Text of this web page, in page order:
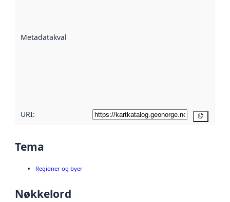
Metadatakvalitet
URI:
Tema
Regioner og byer
Nøkkelord